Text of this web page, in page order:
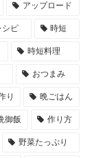
アップロード
シピ 時短
時短料理
おつまみ
り 晩ごはん
御飯 作り方
野菜たっぷり